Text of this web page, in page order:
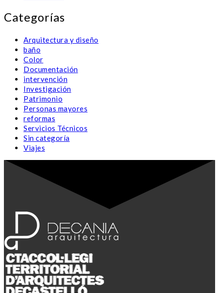
Categorías
Arquitectura y diseño
baño
Color
Documentación
intervención
Investigación
Patrimonio
Personas mayores
reformas
Servicios Técnicos
Sin categoría
Viajes